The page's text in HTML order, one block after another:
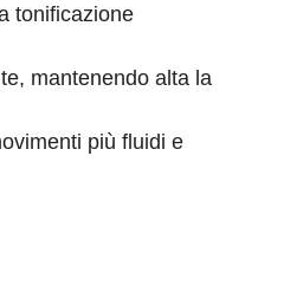
tonificazione
mantenendo alta la
più fluidi e